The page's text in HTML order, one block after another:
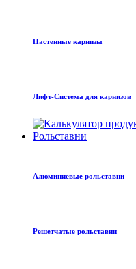
Настенные карнизы
Лифт-Система для карнизов
Рольставни
Алюминиевые рольставни
Решетчатые рольставни